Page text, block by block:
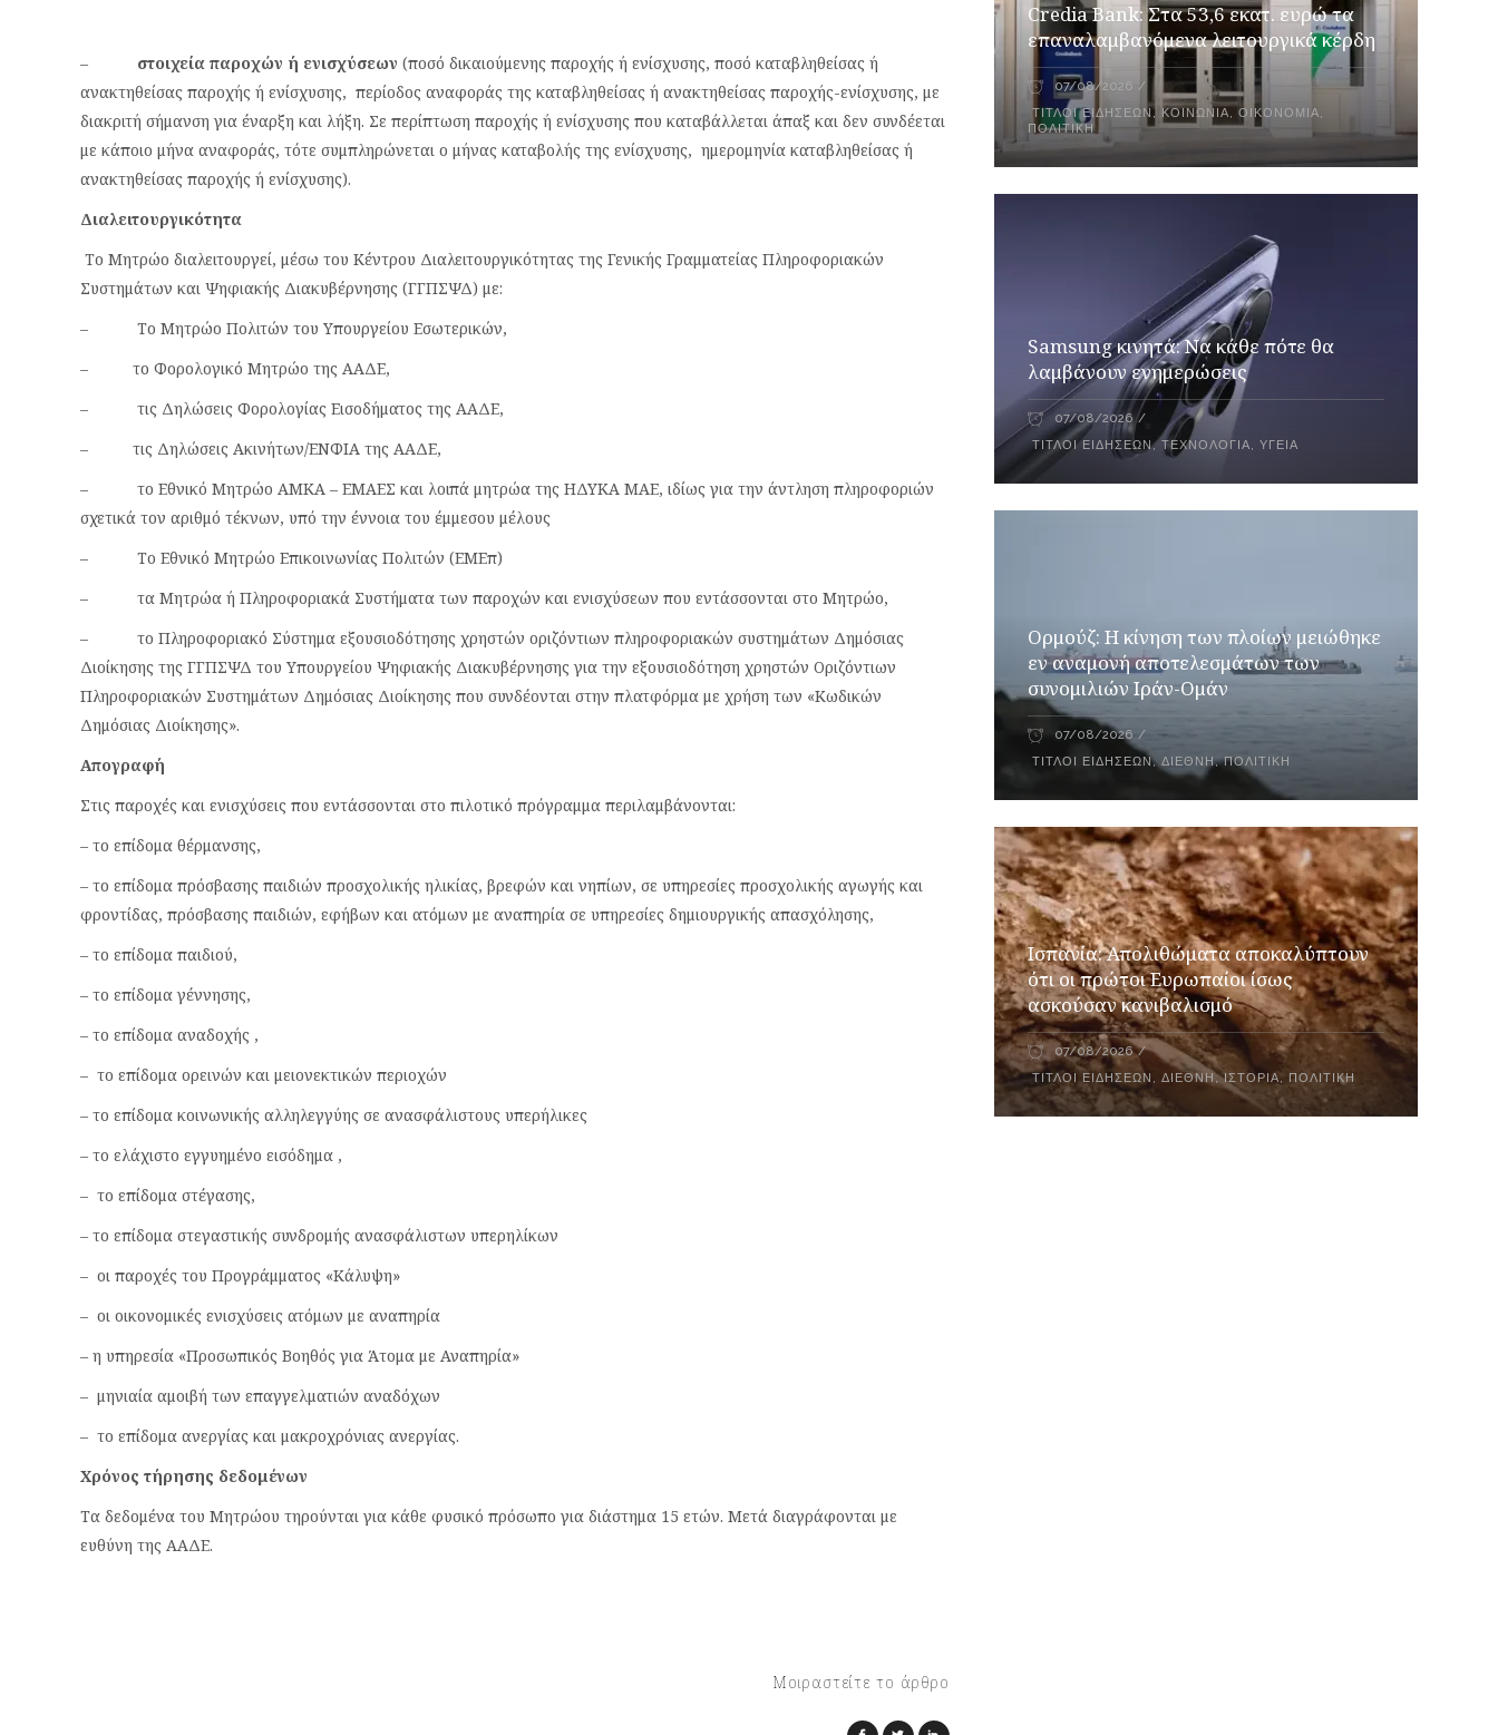
– στοιχεία παροχών ή ενισχύσεων (ποσό δικαιούμενης παροχής ή ενίσχυσης, ποσό καταβληθείσας ή
ανακτηθείσας παροχής ή ενίσχυσης, περίοδος αναφοράς της καταβληθείσας ή ανακτηθείσας παροχής-ενίσχυσης, με
διακριτή σήμανση για έναρξη και λήξη. Σε περίπτωση παροχής ή ενίσχυσης που καταβάλλεται άπαξ και δεν συνδέεται
με κάποιο μήνα αναφοράς, τότε συμπληρώνεται ο μήνας καταβολής της ενίσχυσης, ημερομηνία καταβληθείσας ή
ανακτηθείσας παροχής ή ενίσχυσης).
Διαλειτουργικότητα
Το Μητρώο διαλειτουργεί, μέσω του Κέντρου Διαλειτουργικότητας της Γενικής Γραμματείας Πληροφοριακών
Συστημάτων και Ψηφιακής Διακυβέρνησης (ΓΓΠΣΨΔ) με:
– Το Μητρώο Πολιτών του Υπουργείου Εσωτερικών,
– το Φορολογικό Μητρώο της ΑΑΔΕ,
– τις Δηλώσεις Φορολογίας Εισοδήματος της ΑΑΔΕ,
– τις Δηλώσεις Ακινήτων/ΕΝΦΙΑ της ΑΑΔΕ,
– το Εθνικό Μητρώο ΑΜΚΑ – ΕΜΑΕΣ και λοιπά μητρώα της ΗΔΥΚΑ ΜΑΕ, ιδίως για την άντληση πληροφοριών
σχετικά τον αριθμό τέκνων, υπό την έννοια του έμμεσου μέλους
– Το Εθνικό Μητρώο Επικοινωνίας Πολιτών (ΕΜΕπ)
– τα Μητρώα ή Πληροφοριακά Συστήματα των παροχών και ενισχύσεων που εντάσσονται στο Μητρώο,
– το Πληροφοριακό Σύστημα εξουσιοδότησης χρηστών οριζόντιων πληροφοριακών συστημάτων Δημόσιας
Διοίκησης της ΓΓΠΣΨΔ του Υπουργείου Ψηφιακής Διακυβέρνησης για την εξουσιοδότηση χρηστών Οριζόντιων
Πληροφοριακών Συστημάτων Δημόσιας Διοίκησης που συνδέονται στην πλατφόρμα με χρήση των «Κωδικών
Δημόσιας Διοίκησης».
Απογραφή
Στις παροχές και ενισχύσεις που εντάσσονται στο πιλοτικό πρόγραμμα περιλαμβάνονται:
– το επίδομα θέρμανσης,
– το επίδομα πρόσβασης παιδιών προσχολικής ηλικίας, βρεφών και νηπίων, σε υπηρεσίες προσχολικής αγωγής και
φροντίδας, πρόσβασης παιδιών, εφήβων και ατόμων με αναπηρία σε υπηρεσίες δημιουργικής απασχόλησης,
– το επίδομα παιδιού,
– το επίδομα γέννησης,
– το επίδομα αναδοχής ,
– το επίδομα ορεινών και μειονεκτικών περιοχών
– το επίδομα κοινωνικής αλληλεγγύης σε ανασφάλιστους υπερήλικες
– το ελάχιστο εγγυημένο εισόδημα ,
– το επίδομα στέγασης,
– το επίδομα στεγαστικής συνδρομής ανασφάλιστων υπερηλίκων
– οι παροχές του Προγράμματος «Κάλυψη»
– οι οικονομικές ενισχύσεις ατόμων με αναπηρία
– η υπηρεσία «Προσωπικός Βοηθός για Άτομα με Αναπηρία»
– μηνιαία αμοιβή των επαγγελματιών αναδόχων
– το επίδομα ανεργίας και μακροχρόνιας ανεργίας.
Χρόνος τήρησης δεδομένων
Τα δεδομένα του Μητρώου τηρούνται για κάθε φυσικό πρόσωπο για διάστημα 15 ετών. Μετά διαγράφονται με
ευθύνη της ΑΑΔΕ.
Μοιραστείτε το άρθρο
Credia Bank: Στα 53,6 εκατ. ευρώ τα
επαναλαμβανόμενα λειτουργικά κέρδη
07/08/2026
ΤΊΤΛΟΙ ΕΙΔΉΣΕΩΝ , ΚΟΙΝΩΝΊΑ,ΟΙΚΟΝΟΜΊΑ,
ΠΟΛΙΤΙΚΉ
Samsung κινητά: Να κάθε πότε θα
λαμβάνουν ενημερώσεις
07/08/2026
ΤΊΤΛΟΙ ΕΙΔΉΣΕΩΝ,ΤΕΧΝΟΛΟΓΊΑ,ΥΓΕΊΑ
Ορμούζ: Η κίνηση των πλοίων μειώθηκε
εν αναμονή αποτελεσμάτων των
συνομιλιών Ιράν-Ομάν
07/08/2026
ΤΊΤΛΟΙ ΕΙΔΉΣΕΩΝ,ΔΙΕΘΝΉ,ΠΟΛΙΤΙΚΉ
Ισπανία: Απολιθώματα αποκαλύπτουν
ότι οι πρώτοι Ευρωπαίοι ίσως
ασκούσαν κανιβαλισμό
07/08/2026
ΤΊΤΛΟΙ ΕΙΔΉΣΕΩΝ ,ΔΙΕΘΝΉ,ΙΣΤΟΡΊΑ, ΠΟΛΙΤΙΚΉ